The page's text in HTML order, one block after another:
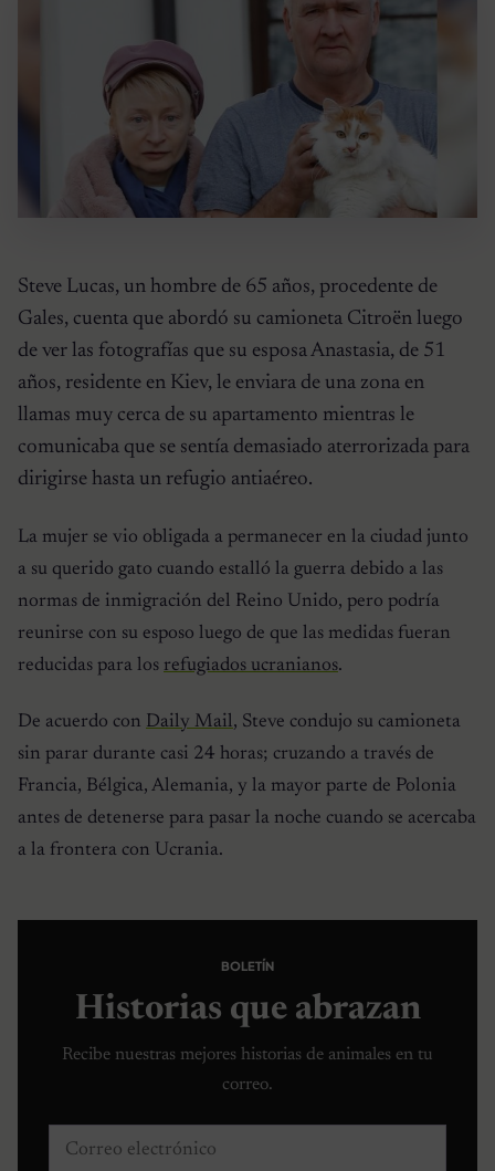
Steve Lucas, un hombre de 65 años, procedente de
Gales, cuenta que abordó su camioneta Citroën luego
de ver las fotografías que su esposa Anastasia, de 51
años, residente en Kiev, le enviara de una zona en
llamas muy cerca de su apartamento mientras le
comunicaba que se sentía demasiado aterrorizada para
dirigirse hasta un refugio antiaéreo.
La mujer se vio obligada a permanecer en la ciudad junto
a su querido gato cuando estalló la guerra debido a las
normas de inmigración del Reino Unido, pero podría
reunirse con su esposo luego de que las medidas fueran
reducidas para los refugiados ucranianos.
De acuerdo con Daily Mail, Steve condujo su camioneta
sin parar durante casi 24 horas; cruzando a través de
Francia, Bélgica, Alemania, y la mayor parte de Polonia
antes de detenerse para pasar la noche cuando se acercaba
a la frontera con Ucrania.
BOLETÍN
Historias que abrazan
Recibe nuestras mejores historias de animales en tu
correo.
Correo electrónico